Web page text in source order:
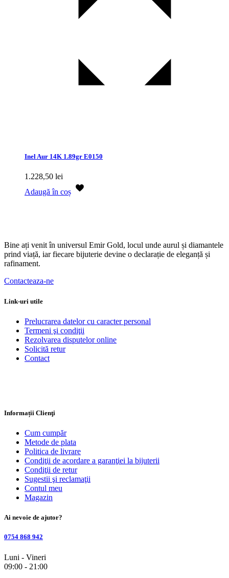
Inel Aur 14K 1.89gr E0150
1.228,50 lei
Adaugă în coș
Bine ați venit în universul Emir Gold, locul unde aurul și diamantele
prind viață, iar fiecare bijuterie devine o declarație de eleganță și
rafinament.
Contacteaza-ne
Link-uri utile
Prelucrarea datelor cu caracter personal
Termeni şi condiţii
Rezolvarea disputelor online
Solicită retur
Contact
Informații Clienţi
Cum cumpăr
Metode de plata
Politica de livrare
Condiţii de acordare a garanţiei la bijuterii
Condiţii de retur
Sugestii şi reclamaţii
Contul meu
Magazin
Ai nevoie de ajutor?
0754 868 942
Luni - Vineri
09:00 - 21:00